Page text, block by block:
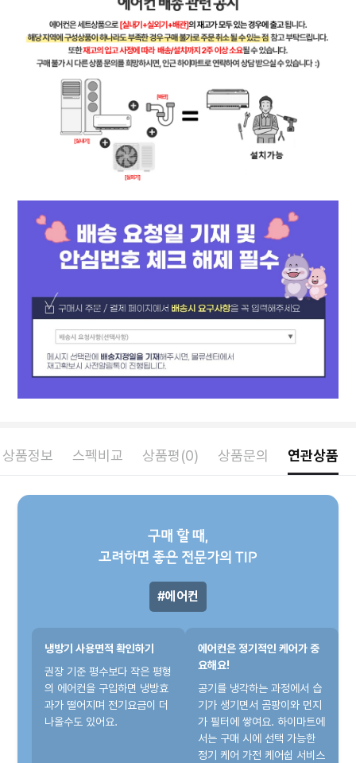
상품정보 스펙비교 상품평(0) 상품문의 연관상품
구매 할 때,
고려하면 좋은 전문가의 TIP
에어컨
냉방기 사용면적 확인하기
권장 기준 평수보다 작은 평형
의 에어컨을 구입하면 냉방효
과가 떨어지며 전기요금이 더
나올수도 있어요.
에어컨은 정기적인 케어가 중
요해요!
공기를 냉각하는 과정에서 습
기가 생기면서 곰팡이와 먼지
가 필터에 쌓여요. 하이마트에
서는 구매 시에 선택 가능한
정기 케어 가전 케어쉽 서비스